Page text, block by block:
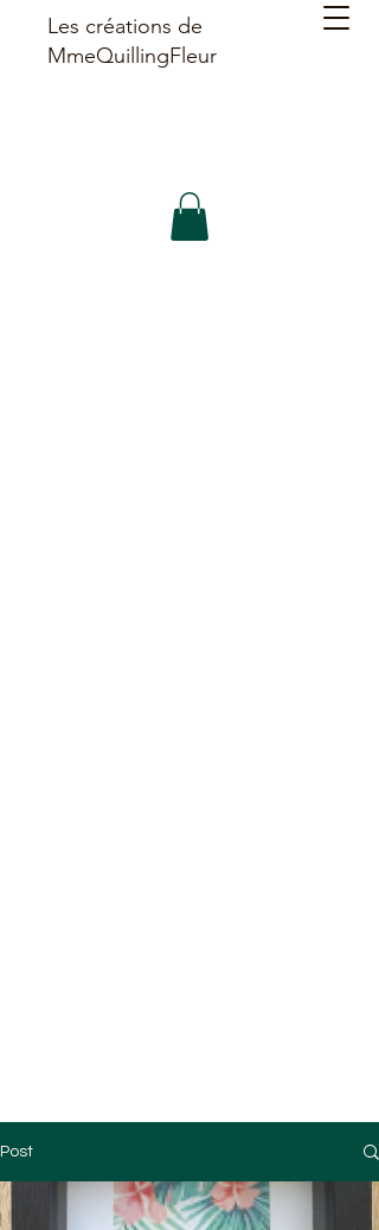
Les créations de
MmeQuillingFleur
Post